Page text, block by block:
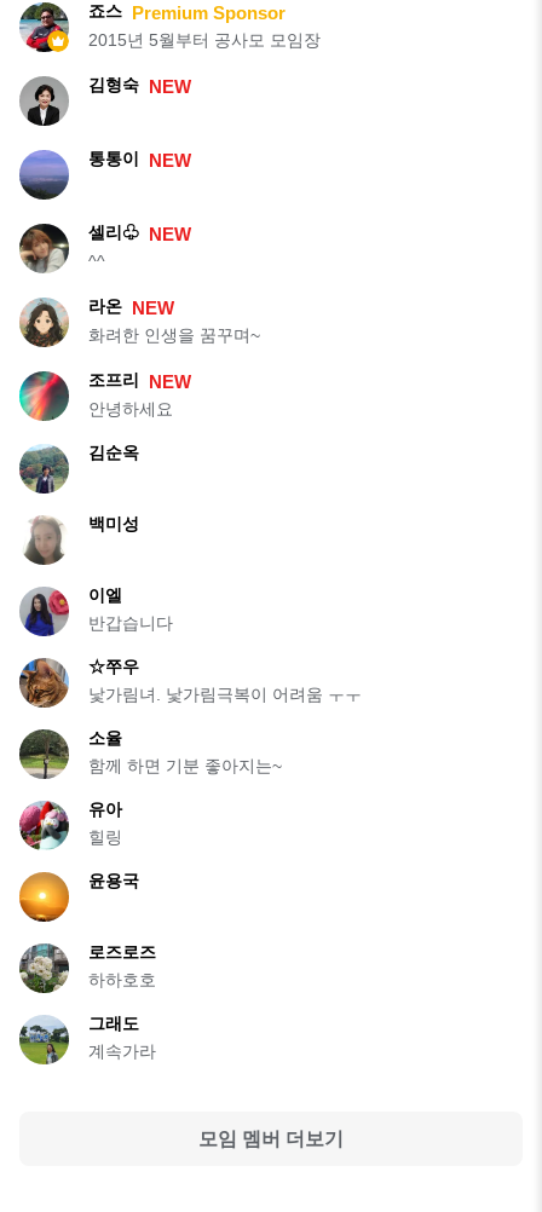
죠스 Premium Sponsor
2015년 5월부터 공사모 모임장
김형숙 NEW
통통이 NEW
셀리♧ NEW
^^
라온 NEW
화려한 인생을 꿈꾸며~
조프리 NEW
안녕하세요
김순옥
백미성
이엘
반갑습니다
☆쭈우
낯가림녀. 낯가림극복이 어려움 ㅜㅜ
소율
함께 하면 기분 좋아지는~
유아
힐링
윤용국
로즈로즈
하하호호
그래도
계속가라
모임 멤버 더보기